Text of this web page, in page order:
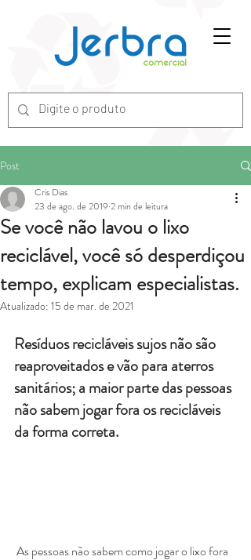
Post
Se você não lavou o lixo
reciclável, você só desperdiçou
tempo, explicam especialistas.
Cris Dias
23 de ago. de 2019 2 min de leitura
Atualizado: 15 de mar. de 2021
Resíduos recicláveis sujos não são
reaproveitados e vão para aterros
sanitários; a maior parte das pessoas
não sabem jogar fora os recicláveis
da forma correta.